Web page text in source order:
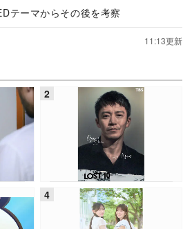
テーマからその後を考察
11:13更新